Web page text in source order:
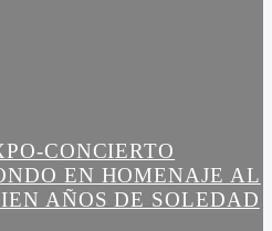
CONCIERTO
EN HOMENAJE AL
AÑOS DE SOLEDAD